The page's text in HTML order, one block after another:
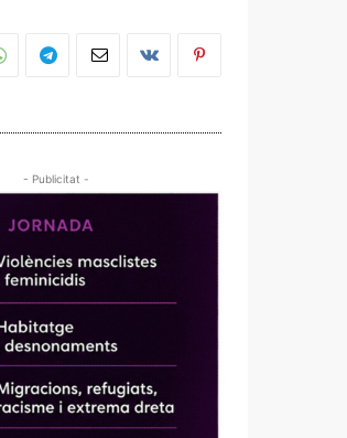
- Publicitat -